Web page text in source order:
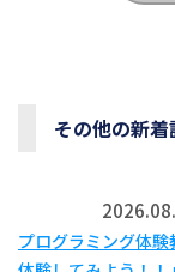
その他の新
プログラミング体